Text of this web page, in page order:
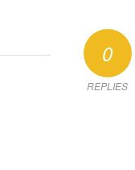
0
REPLIES